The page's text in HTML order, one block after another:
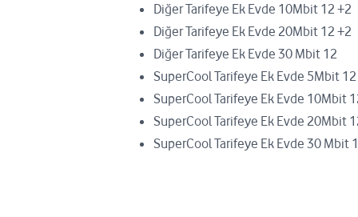
Diğer Tarifeye Ek Evde 10Mbit 12 +2
Diğer Tarifeye Ek Evde 20Mbit 12 +2
Diğer Tarifeye Ek Evde 30 Mbit 12
SuperCool Tarifeye Ek Evde 5Mbit
SuperCool Tarifeye Ek Evde 10Mbit
SuperCool Tarifeye Ek Evde 20Mbit
SuperCool Tarifeye Ek Evde 30 Mbit